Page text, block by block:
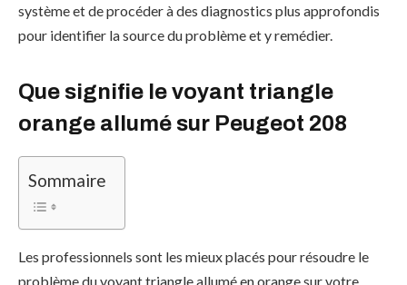
système et de procéder à des diagnostics plus approfondis
pour identifier la source du problème et y remédier.
Que signifie le voyant triangle
orange allumé sur Peugeot 208
Sommaire
Les professionnels sont les mieux placés pour résoudre le
problème du voyant triangle allumé en orange sur votre